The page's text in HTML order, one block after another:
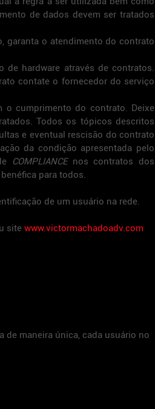
de dados devem ser tratados
garanta o atendimento do contrato
de hardware através de contratos.
contate o fornecedor do serviço
o cumprimento do contrato. Deixe
Todos os tópicos descritos
e eventual rescisão do contrato
da condição apresentada pelo
COMPLIANCE nos contratos dos
para todos.
de um usuário na rede.
site www.victormachadoadv.com
de maneira única, cada usuário no